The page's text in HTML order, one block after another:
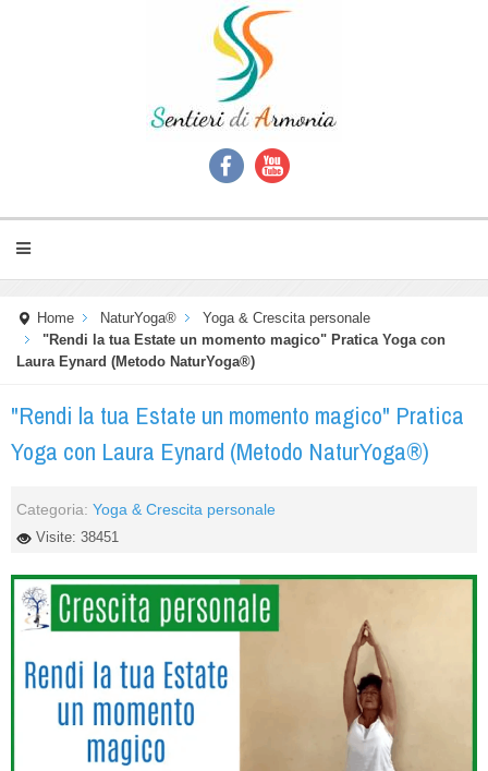
Home NaturYoga®
Yoga & Crescita personale
"Rendi la tua Estate un momento magico" Pratica Yoga con
Laura Eynard (Metodo NaturYoga®)
"Rendi la tua Estate un momento magico" Pratica
Yoga con Laura Eynard (Metodo NaturYoga®)
Categoria: Yoga & Crescita personale
Visite: 38451